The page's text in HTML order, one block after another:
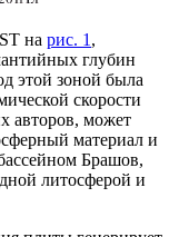
на рис. 1 ,
глубин
этой зоной была
скорости
авторов, может
материал и
Брашов,
литосферой и